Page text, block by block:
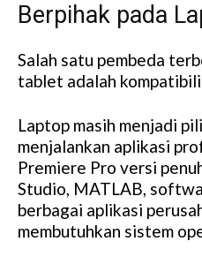
Berpihak pada
Salah satu pembeda
tablet adalah
Laptop masih menjadi
menjalankan aplikasi
Premiere Pro versi
Studio, MATLAB,
berbagai aplikasi
membutuhkan sistem